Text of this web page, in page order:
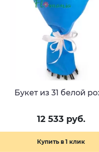
Букет из 31 белой
12 533 руб.
Купить в 1 клик